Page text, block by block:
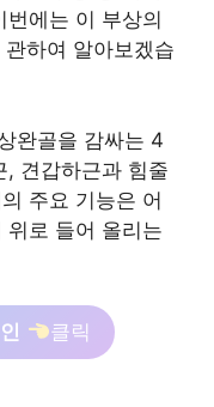
에는 이 부상의
하여 알아보겠습
완골을 감싸는 4
, 견갑하근과 힘줄
주요 기능은 어
위로 들어 올리는
클릭